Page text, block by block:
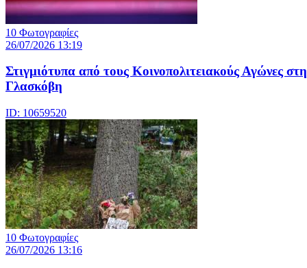
10 Φωτογραφίες
26/07/2026 13:19
Στιγμιότυπα από τους Κοινοπολιτειακούς Αγώνες στη
Γλασκόβη
ID: 10659520
10 Φωτογραφίες
26/07/2026 13:16